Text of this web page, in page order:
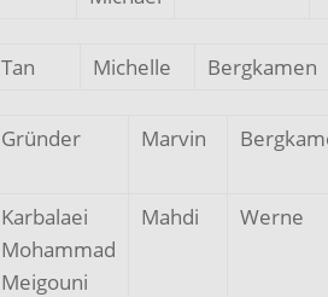
Tan Michelle Bergkamen
Gründer Marvin
Karbalaei
Mohammad
Meigouni
Mahdi Werne